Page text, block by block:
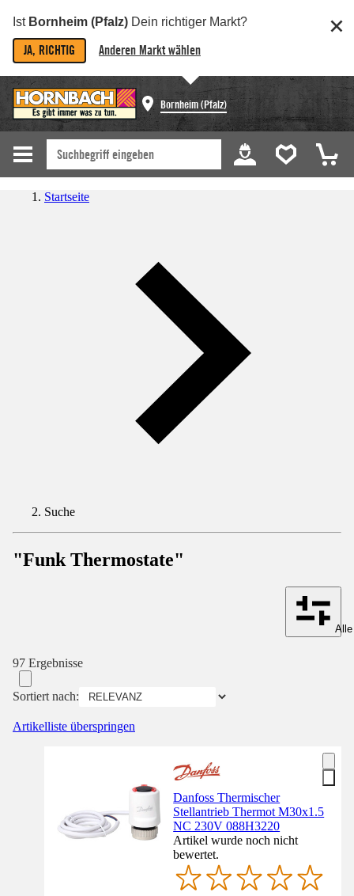
Ist Bornheim (Pfalz) Dein richtiger Markt?
JA, RICHTIG Anderen Markt wählen
Bornheim (Pfalz)
Startseite
Suche
"Funk Thermostate"
97 Ergebnisse
Sortiert nach:
Artikelliste überspringen
Danfoss Thermischer
Stellantrieb Thermot M30x1.5
NC 230V 088H3220
Artikel wurde noch nicht
bewertet.